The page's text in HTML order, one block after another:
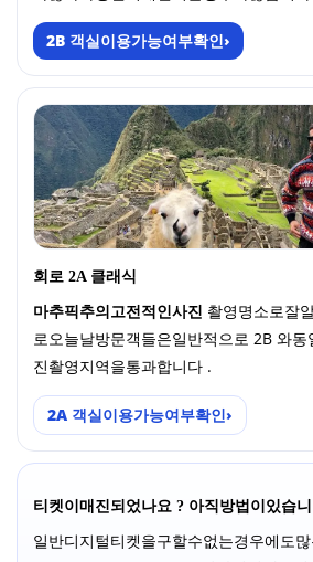
2B 객실이용가능여부확인›
회로 2A 클래식
마추픽추의고전적인사진 촬영명소로잘
로오늘날방문객들은일반적으로 2B 와
진촬영지역을통과합니다 .
2A 객실이용가능여부확인›
티켓이매진되었나요 ? 아직방법이있습
일반디지털티켓을구할수없는경우에도